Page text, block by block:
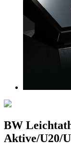
BW
Aktive/U20/